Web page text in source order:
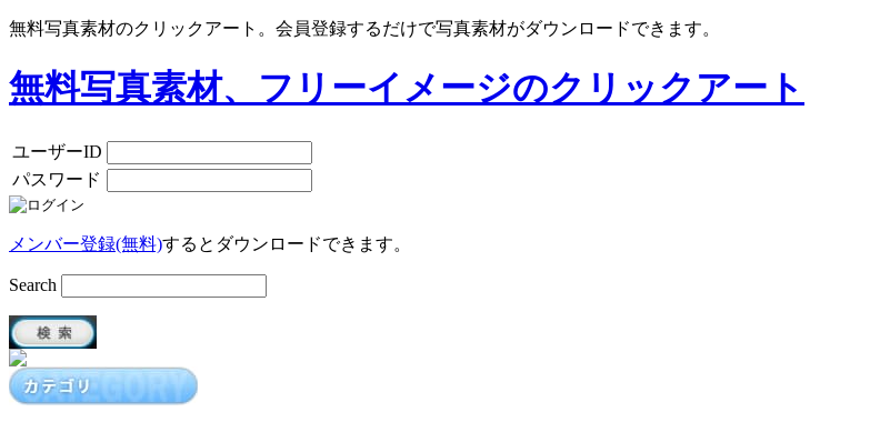
無料写真素材のクリックアート。会員登録するだけで写真素材がダウンロードできます。
無料写真素材、フリーイメージのクリックアート
ユーザーID
パスワード
メンバー登録(無料)するとダウンロードできます。
Search